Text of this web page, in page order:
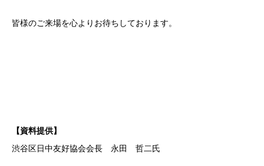
皆様のご来場を心よりお待ちしております。
【資料提供】
渋谷区日中友好協会会長 永田 哲二氏